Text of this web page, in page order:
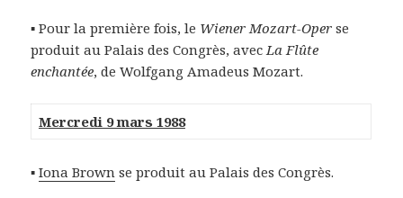
▪ Pour la première fois, le Wiener Mozart-Oper se
produit au Palais des Congrès, avecLa Flûte
enchantée, de Wolfgang Amadeus Mozart.
Mercredi 9 mars 1988
▪Iona Brown se produit au Palais des Congrès.